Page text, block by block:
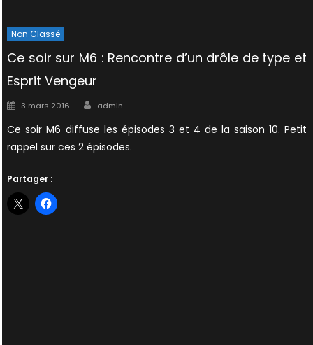
Non Classé
Ce soir sur M6 : Rencontre d’un drôle de type et
Esprit Vengeur
Posted
3 mars 2016 Author
admin
Ce soir M6 diffuse les épisodes 3 et 4 de la saison 10. Petit
rappel sur ces 2 épisodes.
Partager :